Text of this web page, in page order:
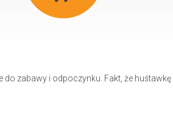
do zabawy i odpoczynku. Fakt, że huśtawkę